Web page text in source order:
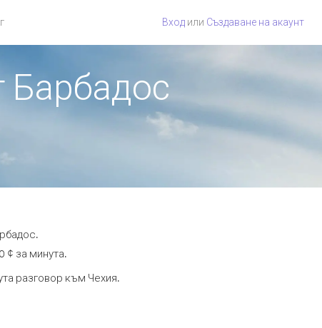
Вход или Създаване на акаунт
Барбадос
¢ за минута.
разговор към Чехия.